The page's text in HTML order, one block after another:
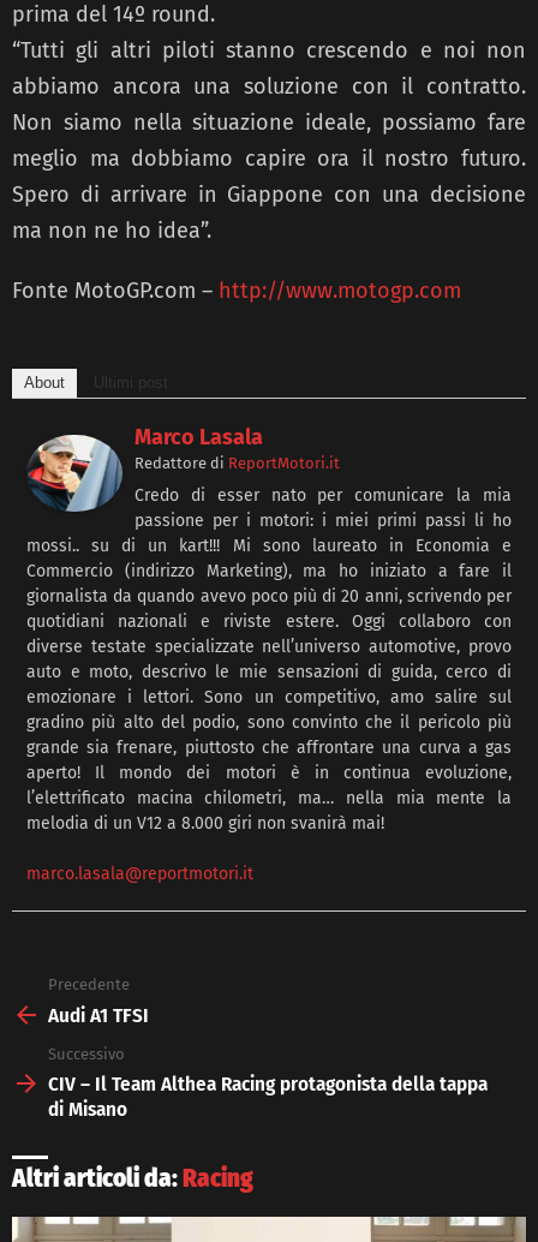
prima del 14º round.
“Tutti gli altri piloti stanno crescendo e noi non
abbiamo ancora una soluzione con il contratto.
Non siamo nella situazione ideale, possiamo fare
meglio ma dobbiamo capire ora il nostro futuro.
Spero di arrivare in Giappone con una decisione
ma non ne ho idea”.
Fonte MotoGP.com – http://www.motogp.com
About Ultimi post
Marco Lasala
Redattore di ReportMotori.it
Credo di esser nato per comunicare la mia
passione per i motori: i miei primi passi li ho
mossi.. su di un kart!!! Mi sono laureato in Economia e
Commercio (indirizzo Marketing), ma ho iniziato a fare il
giornalista da quando avevo poco più di 20 anni, scrivendo per
quotidiani nazionali e riviste estere. Oggi collaboro con
diverse testate specializzate nell’universo automotive, provo
auto e moto, descrivo le mie sensazioni di guida, cerco di
emozionare i lettori. Sono un competitivo, amo salire sul
gradino più alto del podio, sono convinto che il pericolo più
grande sia frenare, piuttosto che affrontare una curva a gas
aperto! Il mondo dei motori è in continua evoluzione,
l’elettrificato macina chilometri, ma… nella mia mente la
melodia di un V12 a 8.000 giri non svanirà mai!
marco.lasala@reportmotori.it
more
Precedente
Audi A1 TFSI
Successivo
CIV – Il Team Althea Racing protagonista della tappa
di Misano
Altri articoli da:Racing